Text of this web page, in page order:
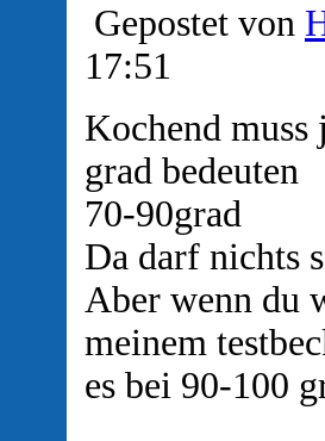
Gepostet von
17:51
Kochend
grad bedeuten
70-90grad
Da darf nichts
Aber wenn du
meinem
es bei 90-100